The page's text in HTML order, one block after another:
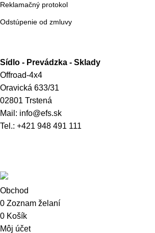
Reklamačný protokol
Odstúpenie od zmluvy
Sídlo - Prevádzka - Sklady
Offroad-4x4
Oravická 633/31
02801 Trstená
Mail: info@efs.sk
Tel.: +421 948 491 111
Obchod
0 Zoznam želaní
0 Košík
Môj účet